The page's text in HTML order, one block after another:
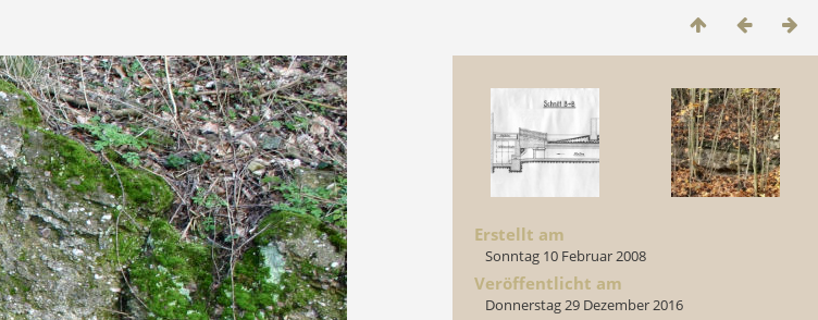
Erstellt am
Sonntag 10 Februar 2008
Veröffentlicht am
Donnerstag 29 Dezember 2016